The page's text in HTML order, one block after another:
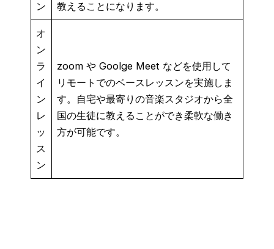
ン
教えることになります。
オ
ン
ラ
イ
ン
レ
ッ
ス
ン
zoom や Goolge Meet などを使用して
リモートでのベースレッスンを実施しま
す。自宅や最寄りの音楽スタジオから全
国の生徒に教えることができ柔軟な働き
方が可能です。